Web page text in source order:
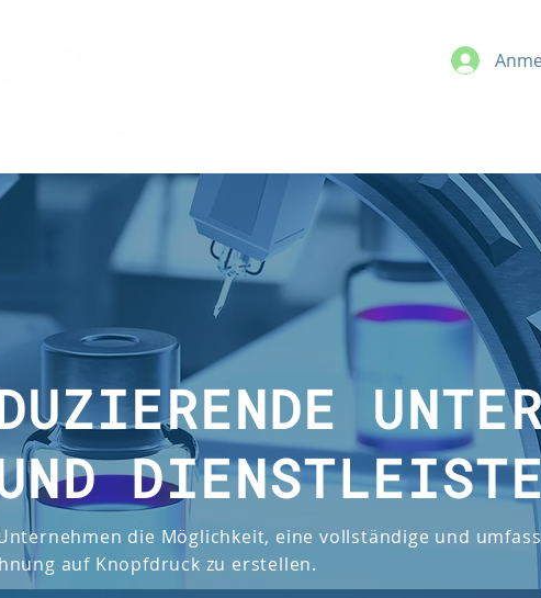
die Möglichkeit, eine vollständige und
auf Knopfdruck zu erstellen.